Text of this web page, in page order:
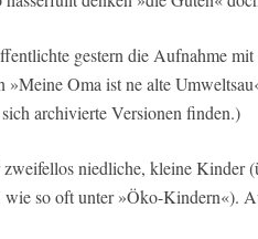
gestern die Aufnahme
»Meine Oma ist ne alte
archivierte Versionen finden.)
niedliche, kleine Kinder
wie so oft unter »Öko-Kindern«).